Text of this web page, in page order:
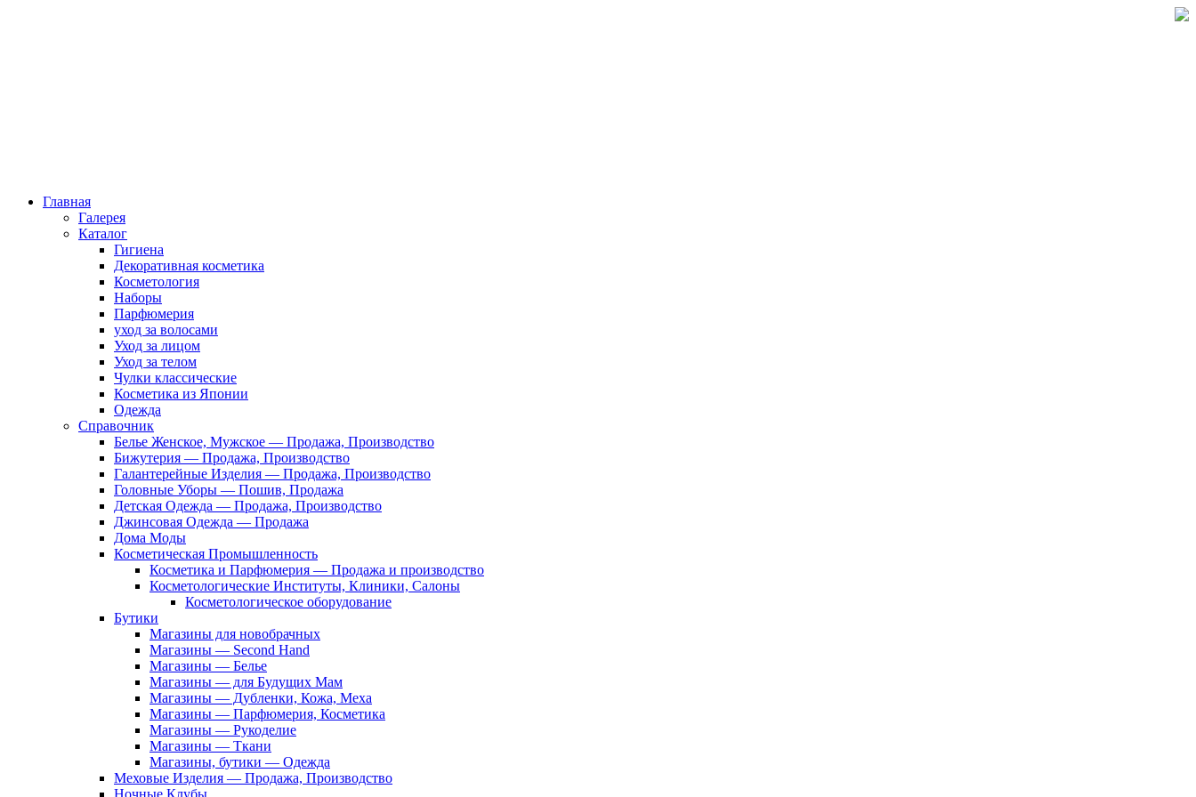
Главная
Галерея
Каталог
Гигиена
Декоративная косметика
Косметология
Наборы
Парфюмерия
уход за волосами
Уход за лицом
Уход за телом
Чулки классические
Косметика из Японии
Одежда
Справочник
Белье Женское, Мужское — Продажа, Производство
Бижутерия — Продажа, Производство
Галантерейные Изделия — Продажа, Производство
Головные Уборы — Пошив, Продажа
Детская Одежда — Продажа, Производство
Джинсовая Одежда — Продажа
Дома Моды
Косметическая Промышленность
Косметика и Парфюмерия — Продажа и производство
Косметологические Институты, Клиники, Салоны
Косметологическое оборудование
Бутики
Магазины для новобрачных
Магазины — Second Hand
Магазины — Белье
Магазины — для Будущих Мам
Магазины — Дубленки, Кожа, Меха
Магазины — Парфюмерия, Косметика
Магазины — Рукоделие
Магазины — Ткани
Магазины, бутики — Одежда
Меховые Изделия — Продажа, Производство
Ночные Клубы